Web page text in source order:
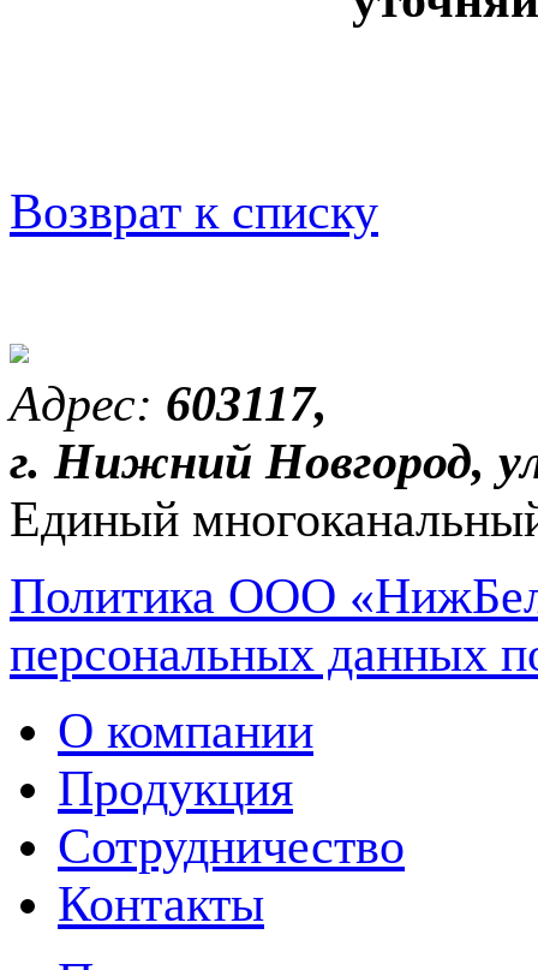
Возврат к списку
Адрес: 603117,
г. Нижний Новгород,
Единый
Политика ООО
персональных данных
О компании
Продукция
Сотрудничество
Контакты